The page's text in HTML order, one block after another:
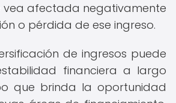
vea afectada negativamente
o pérdida de ese ingreso.
de ingresos puede
financiera a largo
que brinda la oportunidad